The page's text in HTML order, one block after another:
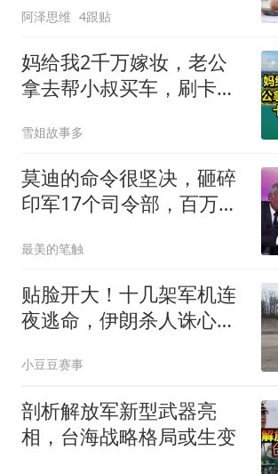
阿泽思维 4跟贴
妈给我2千万嫁妆，老公
拿去帮小叔买车，刷卡时
雪姐故事多
莫迪的命令很坚决，砸碎
印军17个司令部，百万印
最美的笔触
贴脸开大！十几架军机连
夜逃命，伊朗杀人诛心，
小豆豆赛事
剖析解放军新型武器亮
相，台海战略格局或生变